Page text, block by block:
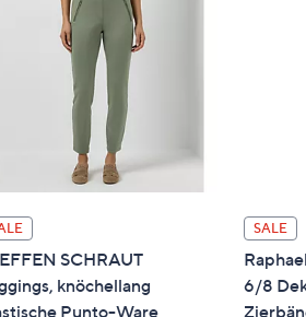
SCHRAUT
knöchellang
Punto-Ware
SALE
6/8